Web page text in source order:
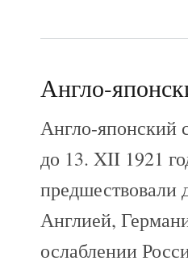
Англо-
Англо-японский
до 13. XII 1921
предшествовали
Англией,
ослаблении